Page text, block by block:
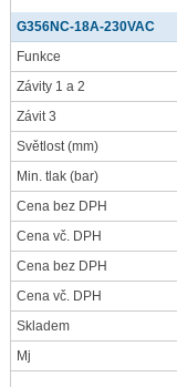
G356NC-18A-230VAC
Funkce
Závity 1 a 2
Závit 3
Světlost(mm)
Min. tlak (bar)
Cena bez DPH
Cena vč. DPH
Cena bez DPH
Cena vč. DPH
Skladem
Mj